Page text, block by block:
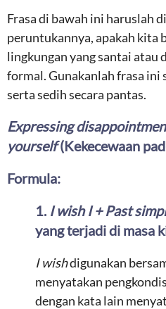
Frasa di bawah ini haruslah
peruntukannya, apakah kita
lingkungan yang santai atau
formal. Gunakanlah frasa ini
serta sedih secara pantas.
Expressing
yourself(Kekecewaan
Formula:
1. I wish I + Past
yang terjadi di masa
I wishdigunakan
menyatakan
dengan kata lain